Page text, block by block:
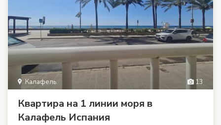
13
Калафель
Квартира на 1 линии моря в
Калафель Испания